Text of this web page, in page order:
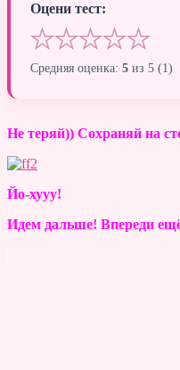
Оцени тест:
★★★★★
Средняя оценка: 5 из 5 (1)
Не теряй)) Сохраняй на
Йо-хууу!
Идем дальше! Впереди